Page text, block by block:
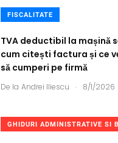
FISCALITATE
TVA deductibil la mașină
cum citești factura și ce
să cumperi pe firmă
De la Andrei Iliescu . 8/1/2026
GHIDURI ADMINISTRATIVE SI